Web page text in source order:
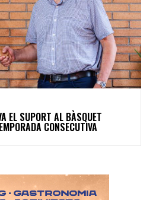
EL SUPORT AL BÀSQUET
CONSECUTIVA